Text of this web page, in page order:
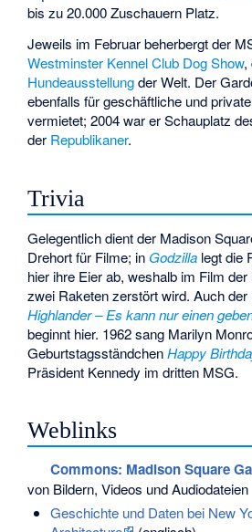
bis zu 20.000 Zuschauern Platz.
Jeweils im Februar beherbergt der
Westminster Kennel Club Dog Show,
Hundeausstellungder Welt. Der
ebenfalls für geschäftliche und
vermietet; 2004 war er Schauplatz
der Republikaner.
Trivia
Gelegentlich dient der Madison
Drehort für Filme; in Godzilla legt die
hier ihre Eier ab, weshalb im Film
zwei Raketen zerstört wird. Auch der
Highlander – Es kann nur einen
beginnt hier. 1962 sang Marilyn
GeburtstagsständchenHappy
Präsident Kennedy im dritten MSG.
Weblinks
Commons: Madison Square
von Bildern, Videos und Audiodateien
Geschichte und Daten bei New